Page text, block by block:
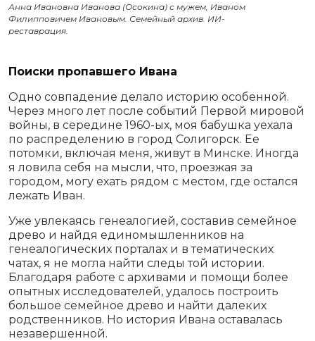
Анна Ивановна Иванова (Осокина) с мужем, Иваном
Филипповичем Ивановым. Семейный архив. ИИ-
реставрация.
Поиски пропавшего Ивана
Одно совпадение делало историю особенной.
Через много лет после событий Первой мировой
войны, в середине 1960-ых, моя бабушка уехала
по распределению в город Солигорск. Ее
потомки, включая меня, живут в Минске. Иногда
я ловила себя на мысли, что, проезжая за
городом, могу ехать рядом с местом, где остался
лежать Иван.
Уже увлекаясь генеалогией, составив семейное
древо и найдя единомышленников на
генеалогических порталах и в тематических
чатах, я не могла найти следы той истории.
Благодаря работе с архивами и помощи более
опытных исследователей, удалось построить
большое семейное древо и найти далеких
родственников. Но история Ивана оставалась
незавершенной.